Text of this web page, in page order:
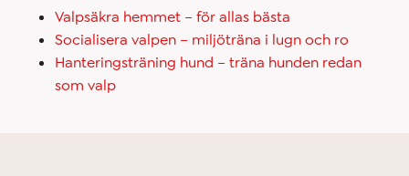
Valpsäkra hemmet – för allas bästa
Socialisera valpen – miljöträna i lugn och ro
Hanteringsträning hund – träna hunden redan
som valp